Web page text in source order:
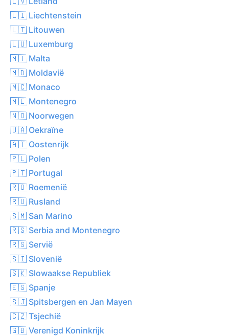
🇱🇮 Liechtenstein
🇱🇹 Litouwen
🇱🇺 Luxemburg
🇲🇹 Malta
🇲🇩 Moldavië
🇲🇨 Monaco
🇲🇪 Montenegro
🇳🇴 Noorwegen
🇺🇦 Oekraïne
🇦🇹 Oostenrijk
🇵🇱 Polen
🇵🇹 Portugal
🇷🇴 Roemenië
🇷🇺 Rusland
🇸🇲 San Marino
🇷🇸 Serbia and Montenegro
🇷🇸 Servië
🇸🇮 Slovenië
🇸🇰 Slowaakse Republiek
🇪🇸 Spanje
🇸🇯 Spitsbergen en Jan Mayen
🇨🇿 Tsjechië
🇬🇧 Verenigd Koninkrijk